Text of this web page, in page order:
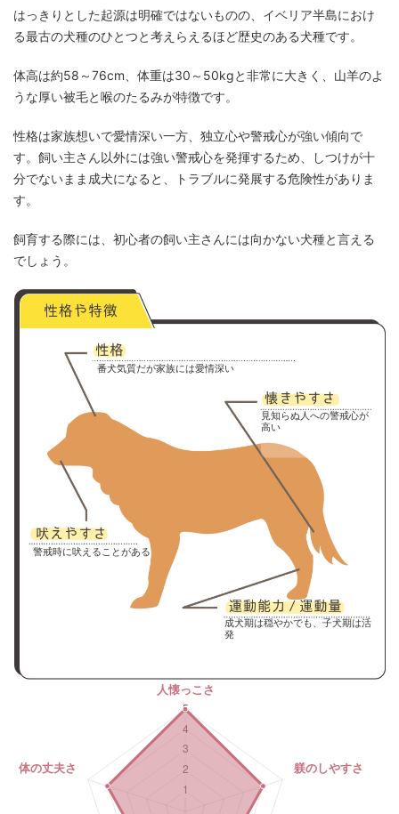
はっきりとした起源は明確ではないものの、イベリア半島におけ
る最古の犬種のひとつと考えらえるほど歴史のある犬種です。
体高は約58～76cm、体重は30～50kgと非常に大きく、山羊のよ
うな厚い被毛と喉のたるみが特徴です。
性格は家族想いで愛情深い一方、独立心や警戒心が強い傾向で
す。飼い主さん以外には強い警戒心を発揮するため、しつけが十
分でないまま成犬になると、トラブルに発展する危険性がありま
す。
飼育する際には、初心者の飼い主さんには向かない犬種と言える
でしょう。
番犬気質だが家族には愛情深い
見知らぬ人への警戒心が
高い
警戒時に吠えることがある
成犬期は穏やかでも、子犬期は活
発